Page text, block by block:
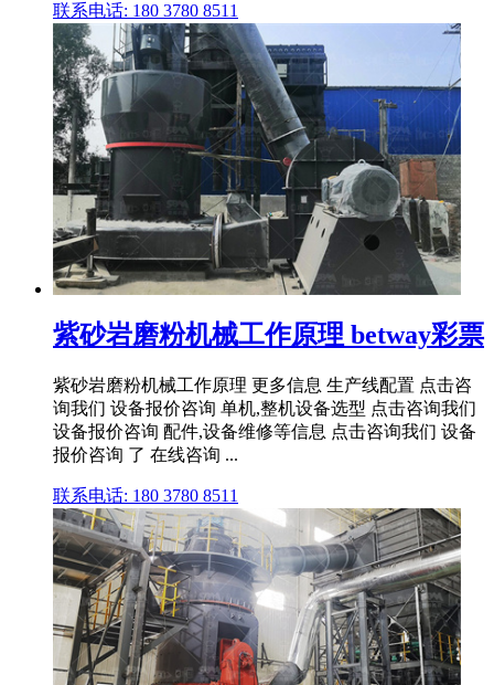
联系电话: 180 3780 8511
紫砂岩磨粉机械工作原理 betway彩票
紫砂岩磨粉机械工作原理 更多信息 生产线配置 点击咨
询我们 设备报价咨询 单机,整机设备选型 点击咨询我们
设备报价咨询 配件,设备维修等信息 点击咨询我们 设备
报价咨询 了 在线咨询 ...
联系电话: 180 3780 8511